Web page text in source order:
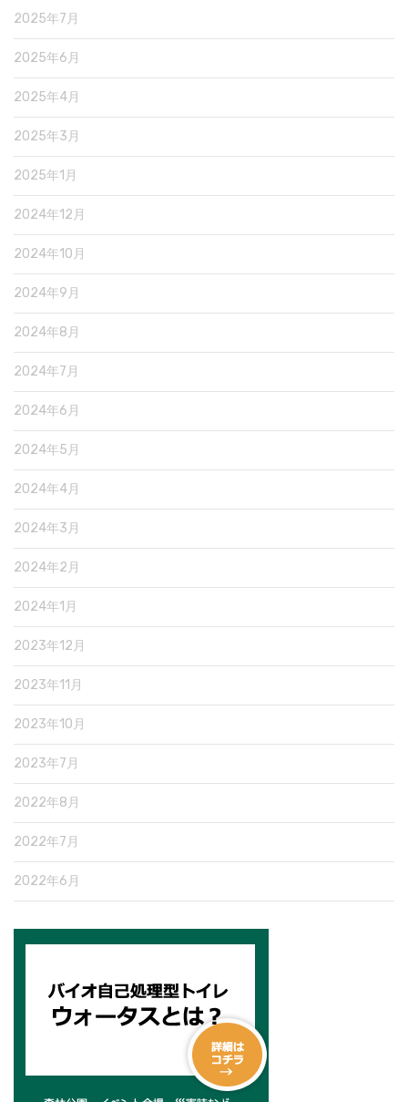
2025年7月
2025年6月
2025年4月
2025年3月
2025年1月
2024年12月
2024年10月
2024年9月
2024年8月
2024年7月
2024年6月
2024年5月
2024年4月
2024年3月
2024年2月
2024年1月
2023年12月
2023年11月
2023年10月
2023年7月
2022年8月
2022年7月
2022年6月